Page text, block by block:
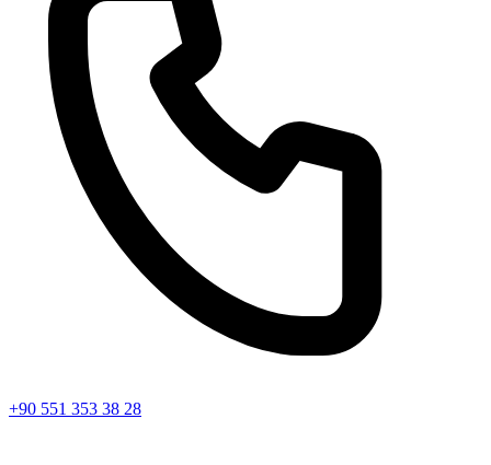
+90 551 353 38 28